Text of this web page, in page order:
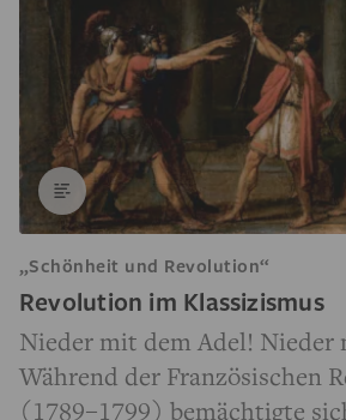
„Schönheit und Revolution“
Revolution im Klassizismus
Nieder mit dem Adel! Nieder
Während der Französischen
(1789–1799) bemächtigte